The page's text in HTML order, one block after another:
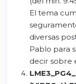
El tema
diversas
Pablo para
decir sobre